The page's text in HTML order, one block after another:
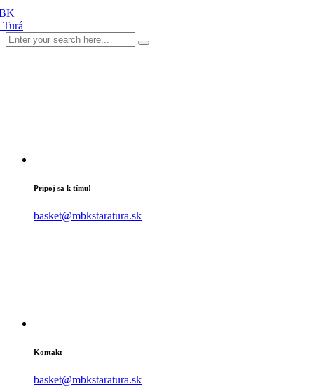
Pripoj sa k tímu!
basket@mbkstaratura.sk
Kontakt
basket@mbkstaratura.sk